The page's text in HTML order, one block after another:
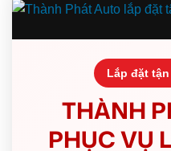
Lắp đặt tận
THÀNH
PHỤC VỤ